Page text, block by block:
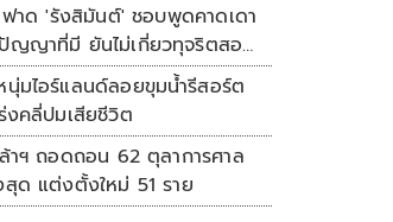
าด 'รังสิมันต์' ชอบพูดคาดเดา
ญญาที่มี ยันไม่เกี่ยวทุจริตสอบ
นุ่มไอร์แลนด์ลอยขุมน้ำรีสอร์ต
งคลี่ปมเสียชีวิต
าฯ ถอดถอน 62 ตุลาการศาล
สุด แต่งตั้งใหม่ 51 ราย